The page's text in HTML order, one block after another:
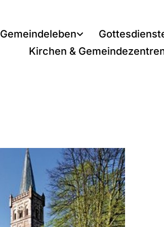
Gemeindeleben
Kirchen &